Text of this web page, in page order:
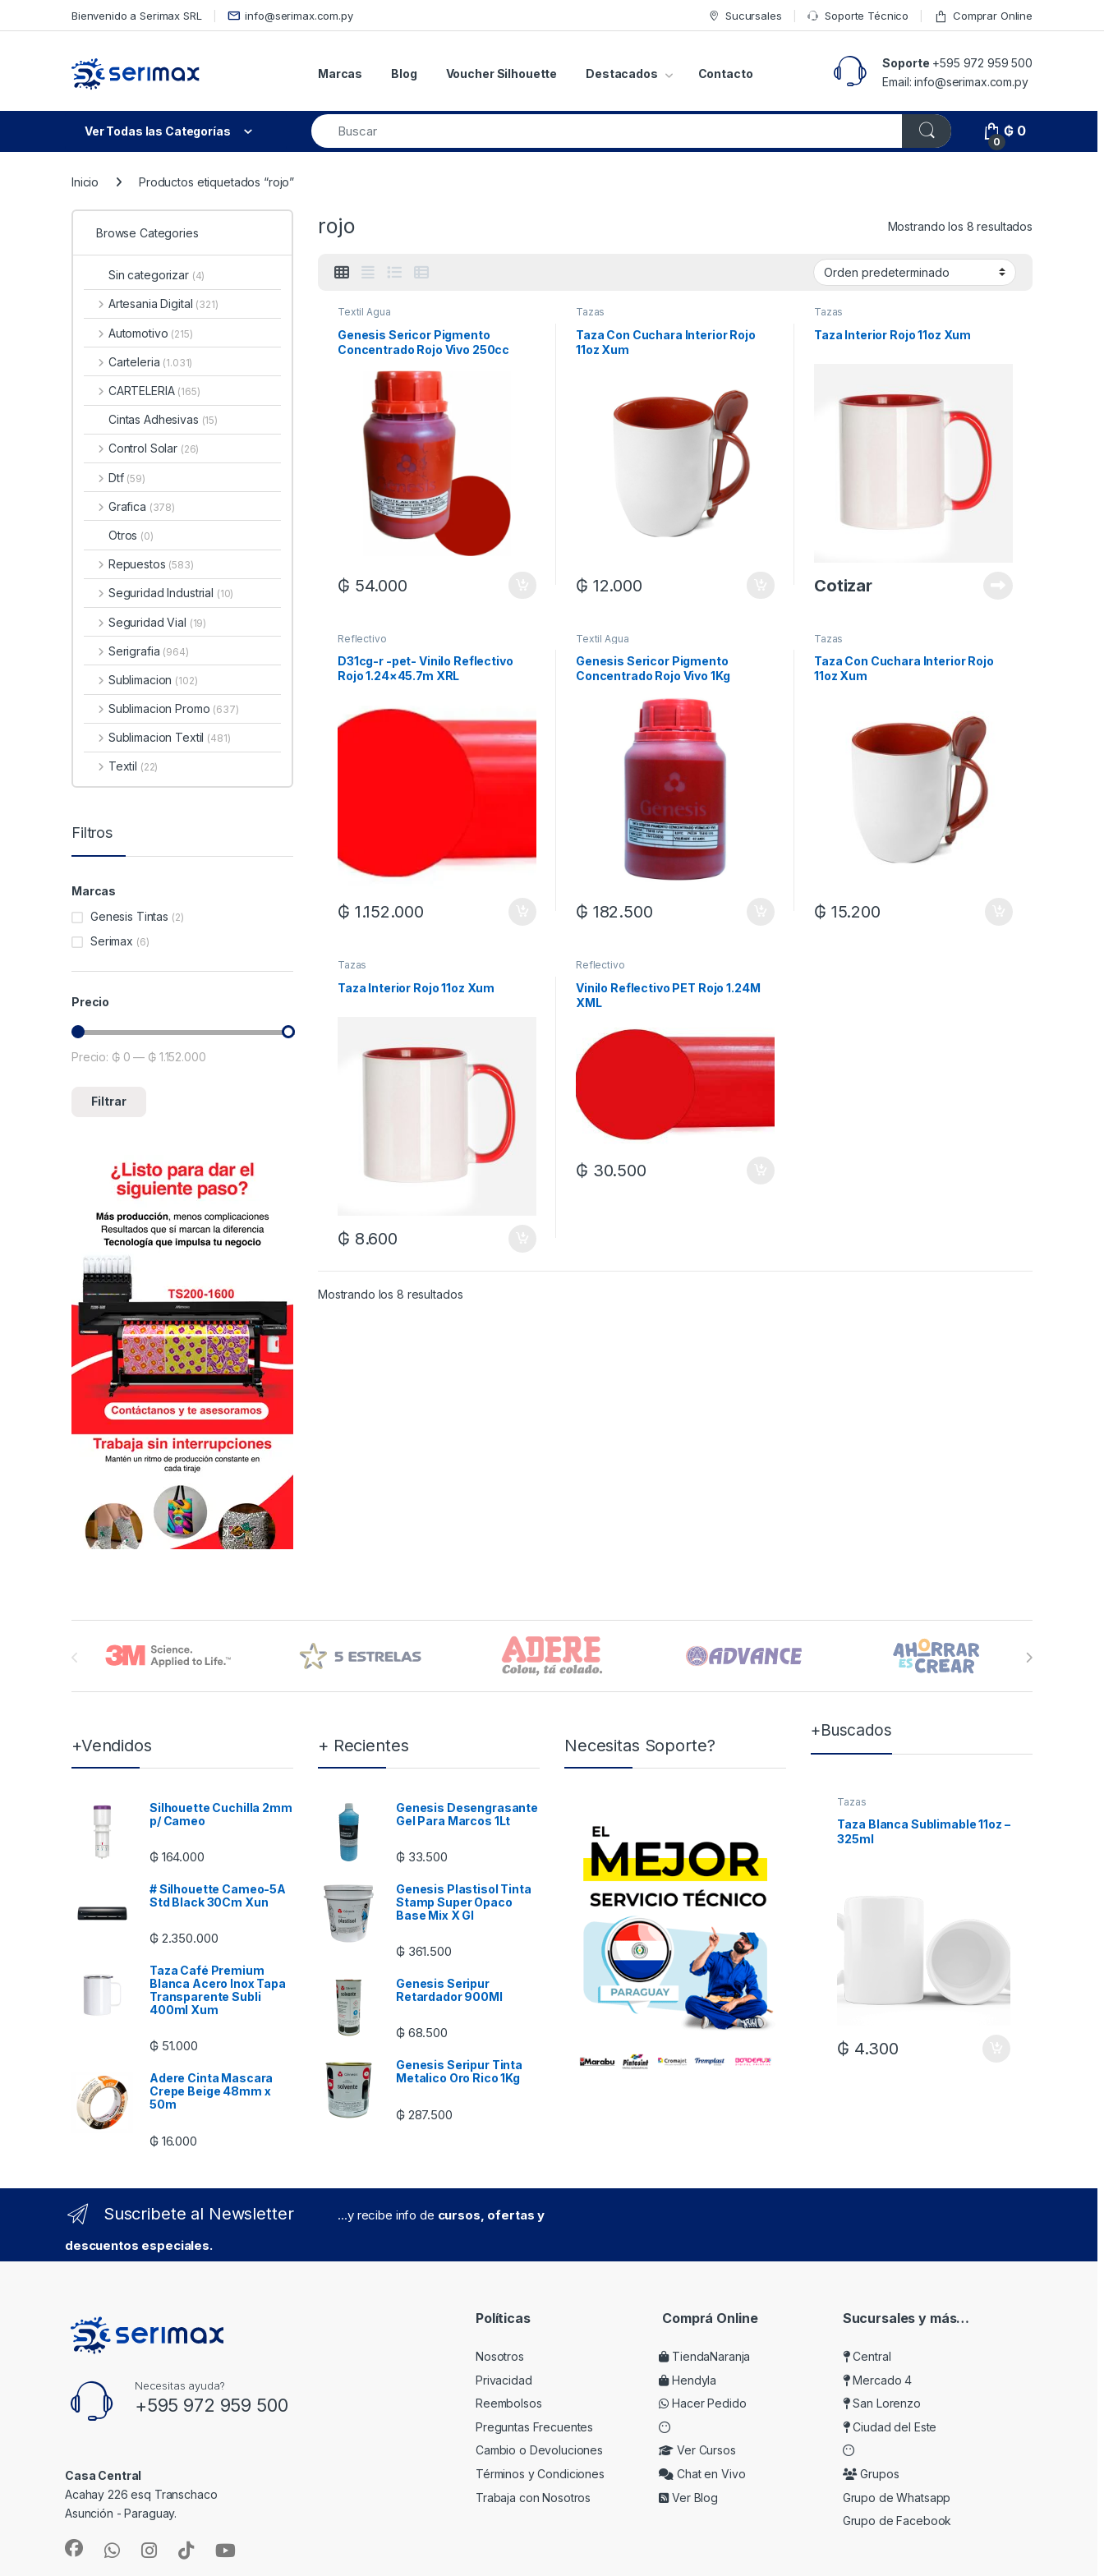
Bienvenido a Serimax SRL info@serimax.com.py Sucursales Soporte Técnico Comprar Online
Marcas Blog Voucher Silhouette Destacados Contacto
Soporte +595 972 959 500
Email: info@serimax.com.py
Ver Todas las Categorías
0
₲ 0
Inicio Productos etiquetados “rojo”
rojo Mostrando los 8 resultados
Textil Agua
Genesis Sericor Pigmento
Concentrado Rojo Vivo 250cc
₲ 54.000
Tazas
Taza Con Cuchara Interior Rojo
11oz Xum
₲ 12.000
Tazas
Taza Interior Rojo 11oz Xum
Cotizar
Reflectivo
D31cg-r -pet- Vinilo Reflectivo
Rojo 1.24×45.7m XRL
₲ 1.152.000
Textil Agua
Genesis Sericor Pigmento
Concentrado Rojo Vivo 1Kg
₲ 182.500
Tazas
Taza Con Cuchara Interior Rojo
11oz Xum
₲ 15.200
Tazas
Taza Interior Rojo 11oz Xum
₲ 8.600
Reflectivo
Vinilo Reflectivo PET Rojo 1.24M
XML
₲ 30.500
Mostrando los 8 resultados
Browse Categories
Sin categorizar (4)
Artesania Digital (321)
Automotivo (215)
Carteleria (1.031)
CARTELERIA (165)
Cintas Adhesivas (15)
Control Solar (26)
Dtf (59)
Grafica (378)
Otros (0)
Repuestos (583)
Seguridad Industrial (10)
Seguridad Vial (19)
Serigrafia (964)
Sublimacion (102)
Sublimacion Promo (637)
Sublimacion Textil (481)
Textil (22)
Filtros
Marcas
Genesis Tintas (2)
Serimax (6)
Precio
Precio mínimo
Precio máximo
Filtrar
Precio: ₲ 0 — ₲ 1.152.000
+Vendidos
Silhouette Cuchilla 2mm
p/ Cameo
₲ 164.000
# Silhouette Cameo-5A
Std Black 30Cm Xun
₲ 2.350.000
Taza Café Premium
Blanca Acero Inox Tapa
Transparente Subli
400ml Xum
₲ 51.000
Adere Cinta Mascara
Crepe Beige 48mm x
50m
₲ 16.000
+ Recientes
Genesis Desengrasante
Gel Para Marcos 1Lt
₲ 33.500
Genesis Plastisol Tinta
Stamp Super Opaco
Base Mix X Gl
₲ 361.500
Genesis Seripur
Retardador 900Ml
₲ 68.500
Genesis Seripur Tinta
Metalico Oro Rico 1Kg
₲ 287.500
Necesitas Soporte?
+Buscados
Tazas
Taza Blanca Sublimable 11oz –
325ml
₲ 4.300
Suscribete al Newsletter ...y recibe info de cursos, ofertas y
descuentos especiales.
Necesitas ayuda?
+595 972 959 500
Casa Central
Acahay 226 esq Transchaco
Asunción - Paraguay.
Políticas
Nosotros
Privacidad
Reembolsos
Preguntas Frecuentes
Cambio o Devoluciones
Términos y Condiciones
Trabaja con Nosotros
Comprá Online
TiendaNaranja
Hendyla
Hacer Pedido
Ver Cursos
Chat en Vivo
Ver Blog
Sucursales y más…
Central
Mercado 4
San Lorenzo
Ciudad del Este
Grupos
Grupo de Whatsapp
Grupo de Facebook